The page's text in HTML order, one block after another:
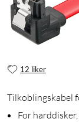
12 liker
Tilkoblingskabel
For